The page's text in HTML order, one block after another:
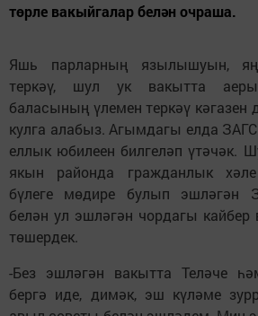
төрле вакыйгалар белән очраша.
Яшь парларның язылышуын,
теркәү, шул ук вакытта
баласының үлемен теркәү кәгазен
кулга алабыз. Агымдагы елда ЗАГС
еллык юбилеен билгеләп үтәчәк.
якын районда гражданлык
бүлеге мөдире булып эшләгән
белән ул эшләгән чордагы кайбер
төшердек.
-Без эшләгән вакытта Теләче
бергә иде, димәк, эш күләме